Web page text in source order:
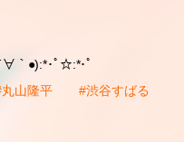
｀●):*･ﾟ☆:*･ﾟ
山隆平 #渋谷すばる